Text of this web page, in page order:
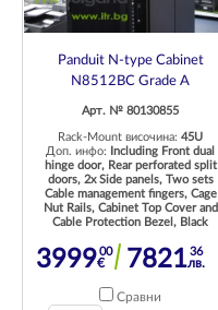
Panduit N-type Cabinet
N8512BC Grade A
Арт. № 80130855
Rack-Mount височина:45U
Доп. инфо:
Including Front dual
hinge door, Rear perforated split
doors, 2x Side panels, Two sets
Cable management fingers, Cage
Nut Rails, Cabinet Top Cover and
Cable Protection Bezel, Black
399900
€ 782136
лв.
Сравни